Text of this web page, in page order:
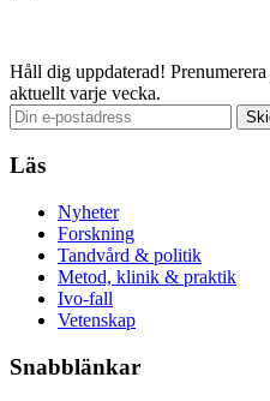
Håll dig uppdaterad!
aktuellt varje vecka.
Läs
Nyheter
Forskning
Tandvård & politik
Metod, klinik & praktik
Ivo-fall
Vetenskap
Snabblänkar